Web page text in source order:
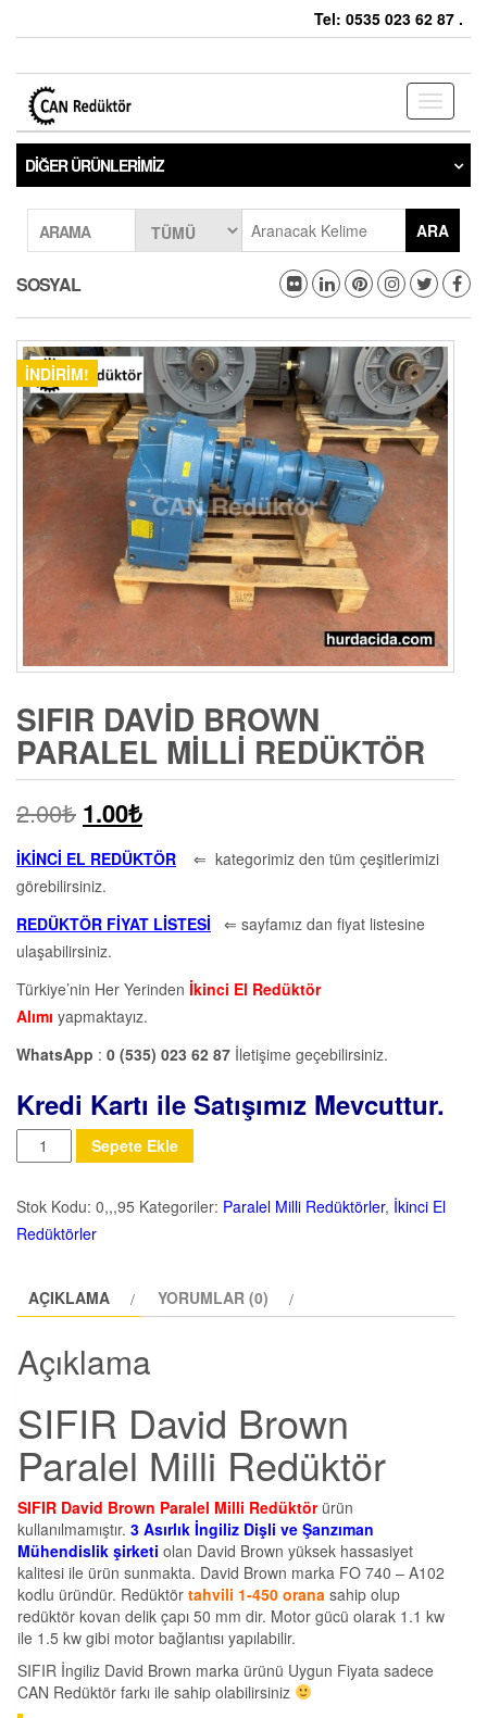
Tel: 0535 023 62 87 .
Toggle
DIĞER ÜRÜNLERIMIZ
ARAMA ARA
SOSYAL
İNDIRIM!
SIFIR DAVID BROWN
PARALEL MILLI REDÜKTÖR
2.00₺ 1.00₺
İKİNCİ EL REDÜKTÖR ⇐ kategorimiz den tüm çeşitlerimizi
görebilirsiniz.
REDÜKTÖR FİYAT LİSTESİ ⇐ sayfamız dan fiyat listesine
ulaşabilirsiniz.
Türkiye’nin Her Yerinden İkinci El Redüktör
Alımı yapmaktayız.
WhatsApp : 0 (535) 023 62 87 İletişime geçebilirsiniz.
Kredi Kartı ile Satışımız Mevcuttur.
Miktar Sepete Ekle
Stok Kodu: 0,,,95 Kategoriler: Paralel Milli Redüktörler, İkinci El
Redüktörler
AÇIKLAMA YORUMLAR (0)
Açıklama
SIFIR David Brown
Paralel Milli Redüktör
SIFIR David Brown Paralel Milli Redüktörürün
kullanılmamıştır. 3 Asırlık İngiliz Dişli ve Şanzıman
Mühendislik şirketi olan David Brown yüksek hassasiyet
kalitesi ile ürün sunmakta. David Brown marka FO 740 – A102
kodlu üründür. Redüktör tahvili 1-450 orana sahip olup
redüktör kovan delik çapı 50 mm dir. Motor gücü olarak 1.1 kw
ile 1.5 kw gibi motor bağlantısı yapılabilir.
SIFIR İngiliz David Brown marka ürünü Uygun Fiyata sadece
CAN Redüktör farkı ile sahip olabilirsiniz